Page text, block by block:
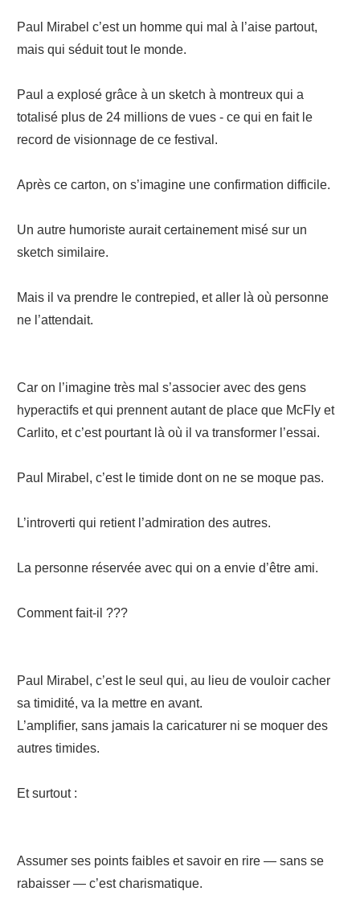
Paul Mirabel c’est un homme qui mal à l’aise partout,
mais qui séduit tout le monde.
Paul a explosé grâce à un sketch à montreux qui a
totalisé plus de 24 millions de vues - ce qui en fait le
record de visionnage de ce festival.
Après ce carton, on s’imagine une confirmation difficile.
Un autre humoriste aurait certainement misé sur un
sketch similaire.
Mais il va prendre le contrepied, et aller là où personne
ne l’attendait.
Car on l’imagine très mal s’associer avec des gens
hyperactifs et qui prennent autant de place que McFly et
Carlito, et c’est pourtant là où il va transformer l’essai.
Paul Mirabel, c’est le timide dont on ne se moque pas.
L’introverti qui retient l’admiration des autres.
La personne réservée avec qui on a envie d’être ami.
Comment fait-il ???
Paul Mirabel, c’est le seul qui, au lieu de vouloir cacher
sa timidité, va la mettre en avant.
L’amplifier, sans jamais la caricaturer ni se moquer des
autres timides.
Et surtout :
Assumer ses points faibles et savoir en rire — sans se
rabaisser — c’est charismatique.